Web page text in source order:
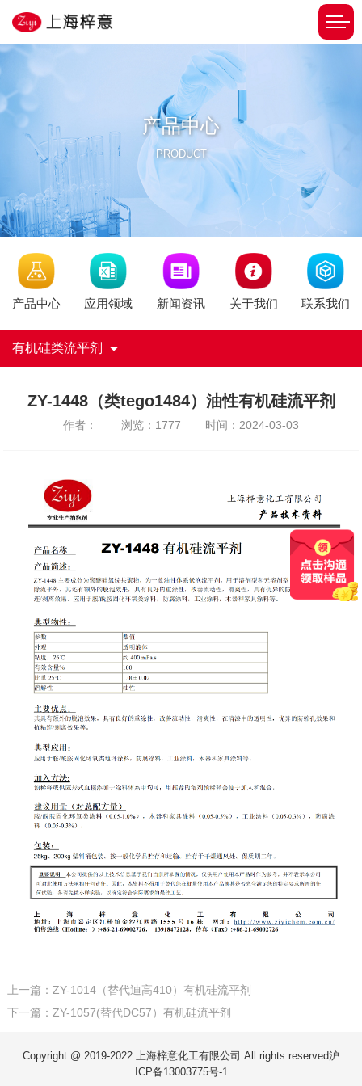
产品中心
PRODUCT
产品中心 应用领域 新闻资讯 关于我们 联系我们
有机硅类流平剂
ZY-1448（类tego1484）油性有机硅流平剂
作者： 浏览：1777 时间：2024-03-03
上一篇：ZY-1014（替代迪高410）有机硅流平剂
下一篇：ZY-1057(替代DC57）有机硅流平剂
Copyright @ 2019-2022 上海梓意化工有限公司 All rights reserved沪
ICP备13003775号-1